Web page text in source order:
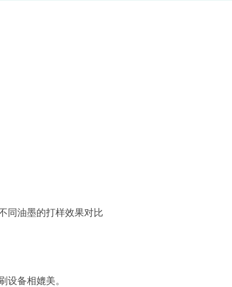
油墨的打样效果对比
备相媲美。